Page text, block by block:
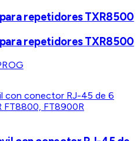
repetidores TXR8500
repetidores TXR8500